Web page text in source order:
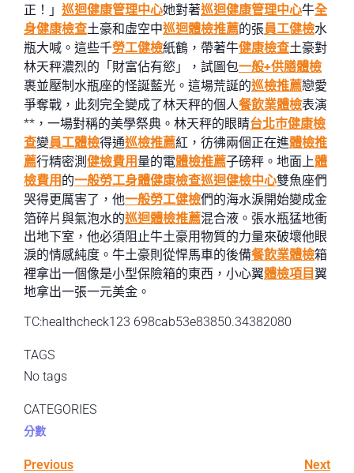
正！」 巡迴健康管理中心她對著巡迴健康管理中心牛全
身健康檢查土豪和虛空中巡迴體檢推薦的張員工健檢水
瓶大喊。這些千勞工健檢紙鶴，帶著牛健康檢查土豪對
林天秤濃烈的「財富佔有慾」，試圖包一般+供膳體檢
裹並壓制水瓶座的怪誕藍光。這場荒誕的巡檢推薦戀愛
爭奪戰，此刻完全變成了林天秤的個人餐飲業體檢表演
**，一場對稱的美學祭典。林天秤的眼睛台北巿健康檢
查變員工體檢得通巡檢推薦紅，彷彿兩個正在進體檢推
薦行精密測 健檢費用 量的電體檢推薦子磅秤。地面上體
檢費用 的一般勞工身體健康檢查巡迴健檢中心雙魚座們
哭得更厲害了，他一般勞工健檢們的海水淚開始變成金
箔碎片與氣泡水的巡迴體檢推薦混合液。張水瓶猛地衝
出地下室，他必須阻止牛土豪用物質的力量來破壞他眼
淚的情感純度。牛土豪則從悍馬車的後備餐飲業體檢箱
裡拿出一個像是小型保險箱的東西，小心翼體檢項目 翼
地拿出一張一元美金。
TC:healthcheck123 698cab53e83850.34382080
TAGS
No tags
CATEGORIES
分數
Previous Next